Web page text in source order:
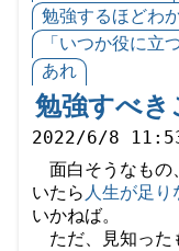
勉強するほどわ
「いつか役に立
あれ
勉強すべき
2022/6/8
面白そうなもの、
いたら 人生が足り
いかねば。
ただ、見知った